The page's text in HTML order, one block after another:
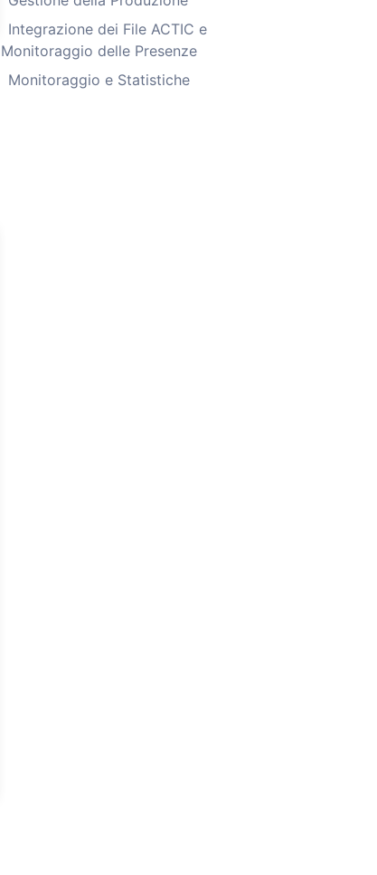
Integrazione dei File ACTIC e
Monitoraggio delle Presenze
Monitoraggio e Statistiche